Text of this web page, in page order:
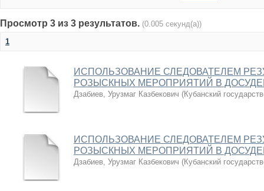
Просмотр 3 из 3 результатов. (0.005 секунд(а))
1
ИСПОЛЬЗОВАНИЕ СЛЕДОВАТЕЛЕМ
РОЗЫСКНЫХ МЕРОПРИЯТИЙ В
Дзабиев, Урузмаг Казбекович (Кубанский
ИСПОЛЬЗОВАНИЕ СЛЕДОВАТЕЛЕМ
РОЗЫСКНЫХ МЕРОПРИЯТИЙ В
Дзабиев, Урузмаг Казбекович (Кубанский